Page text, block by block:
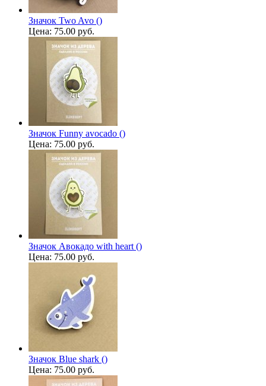
Значок Two Avo ()
Цена: 75.00 руб.
Значок Funny avocado ()
Цена: 75.00 руб.
Значок Авокадо with heart ()
Цена: 75.00 руб.
Значок Blue shark ()
Цена: 75.00 руб.